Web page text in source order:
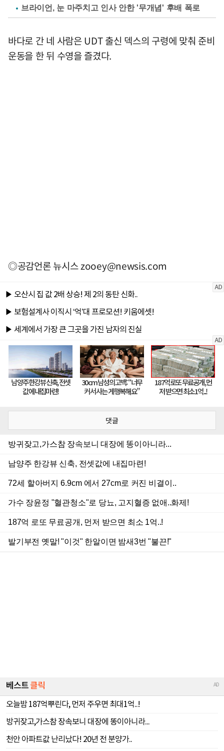
브라이언, 눈 마주치고 인사 안한 '무개념' 후배 폭로
바다로 간 네 사람은 UDT 출신 덱스의 구령에 맞춰 준비
운동을 한 뒤 수영을 즐겼다.
◎공감언론 뉴시스zooey@newsis.com
댓글